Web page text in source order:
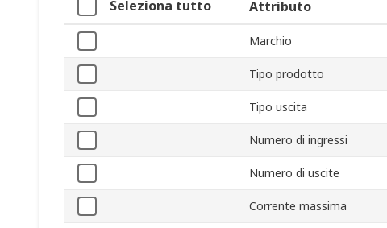
Seleziona tutto Attributo
Marchio
Tipo prodotto
Tipo uscita
Numero di ingressi
Numero di uscite
Corrente massima